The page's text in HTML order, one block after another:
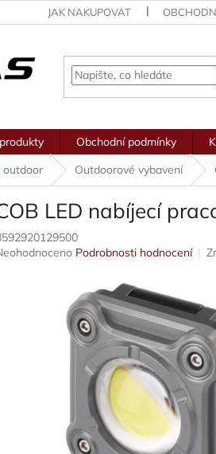
JAK NAKUPOVAT
Obchodní podmínky
outdoor Outdoorové vybavení
LED nabíjecí
Podrobnosti hodnocení